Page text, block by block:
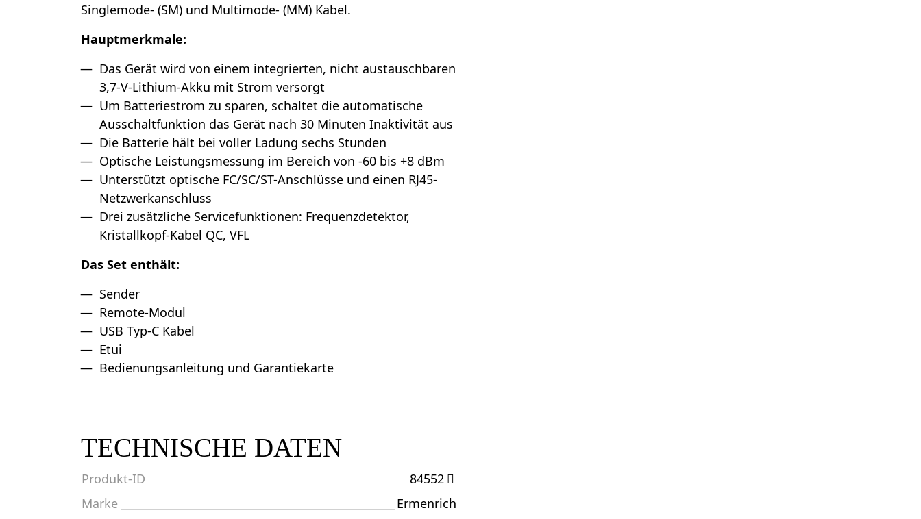
Singlemode- (SM) und Multimode- (MM) Kabel.
Hauptmerkmale:
Das Gerät wird von einem integrierten, nicht austauschbaren
3,7-V-Lithium-Akku mit Strom versorgt
Um Batteriestrom zu sparen, schaltet die automatische
Ausschaltfunktion das Gerät nach 30 Minuten Inaktivität aus
Die Batterie hält bei voller Ladung sechs Stunden
Optische Leistungsmessung im Bereich von -60 bis +8 dBm
Unterstützt optische FC/SC/ST-Anschlüsse und einen RJ45-
Netzwerkanschluss
Drei zusätzliche Servicefunktionen: Frequenzdetektor,
Kristallkopf-Kabel QC, VFL
Das Set enthält:
Sender
Remote-Modul
USB Typ-C Kabel
Etui
Bedienungsanleitung und Garantiekarte
TECHNISCHE DATEN
Produkt-ID
84552
Marke
Ermenrich